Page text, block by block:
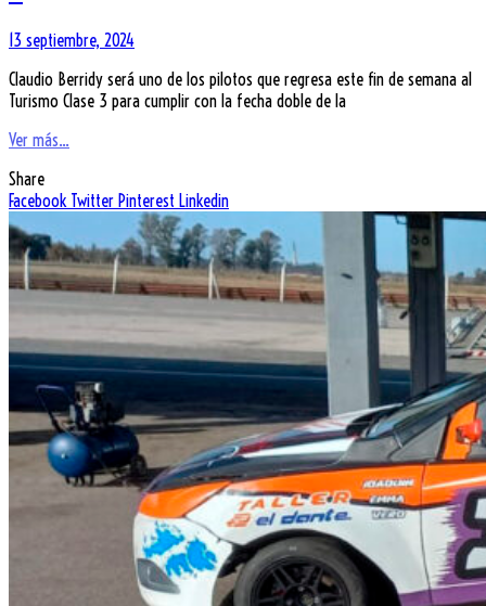
13 septiembre, 2024
Claudio Berridy será uno de los pilotos que regresa este fin de semana al
Turismo Clase 3 para cumplir con la fecha doble de la
Ver más...
Share
Facebook Twitter Pinterest Linkedin